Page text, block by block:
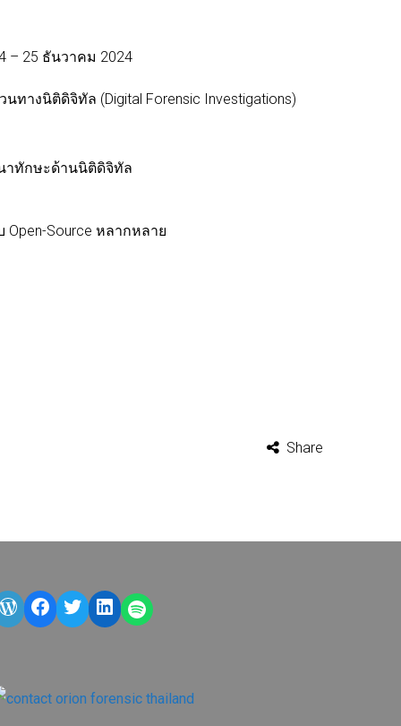
– 25 ธันวาคม 2024
ทางนิติดิจิทัล (Digital Forensic Investigations)
าทักษะด้านนิติดิจิทัล
Source หลากหลาย
Share
WordPress
Facebook
TwitterLinkedIn
LINE OA scan me